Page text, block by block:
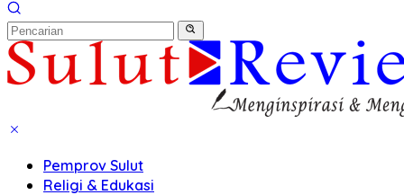
Pemprov Sulut
Religi & Edukasi